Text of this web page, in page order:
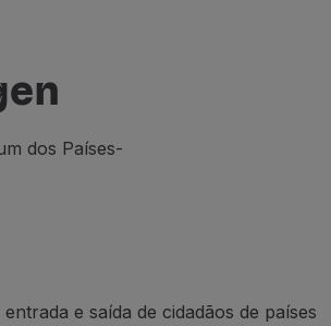
dos Países-
e saída de cidadãos de países